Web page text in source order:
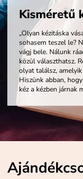
Kisméretű
„Olyan kézitáska
sohasem teszel le?
vágj bele. Nálunk
közül választhatsz.
olyat találsz,
Hiszünk abban,
kéz a kézben járnak